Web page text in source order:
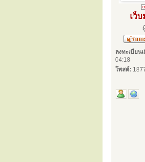
เว็
ลงทะเบียน
04:18
โพสต์: